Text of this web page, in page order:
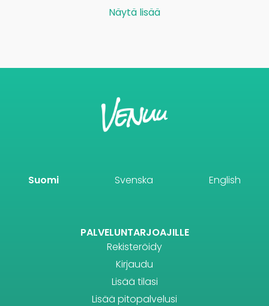
Näytä lisää
Suomi Svenska English
PALVELUNTARJOAJILLE
Rekisteröidy
Kirjaudu
Lisää tilasi
Lisää pitopalvelusi